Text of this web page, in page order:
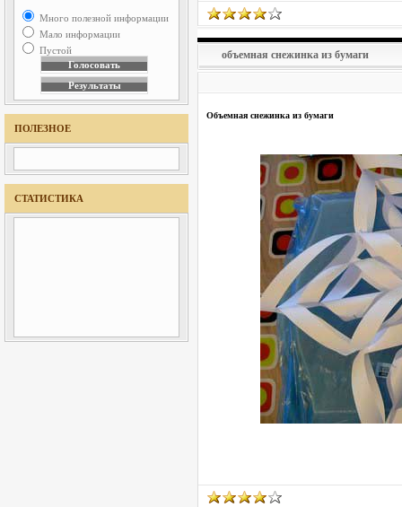
Много полезной информации
Мало информации
Пустой
ПОЛЕЗНОЕ
СТАТИСТИКА
объемная снежинка из бумаги
Объемная снежинка из бумаги